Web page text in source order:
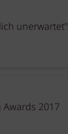
unerwartet"
2017